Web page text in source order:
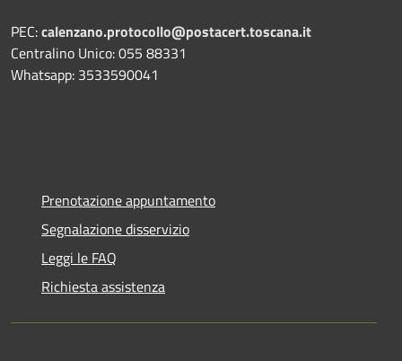
PEC:calenzano.protocollo@postacert.toscana.it
Centralino Unico: 055 88331
Whatsapp: 3533590041
Prenotazione appuntamento
Segnalazione disservizio
Leggi le FAQ
Richiesta assistenza